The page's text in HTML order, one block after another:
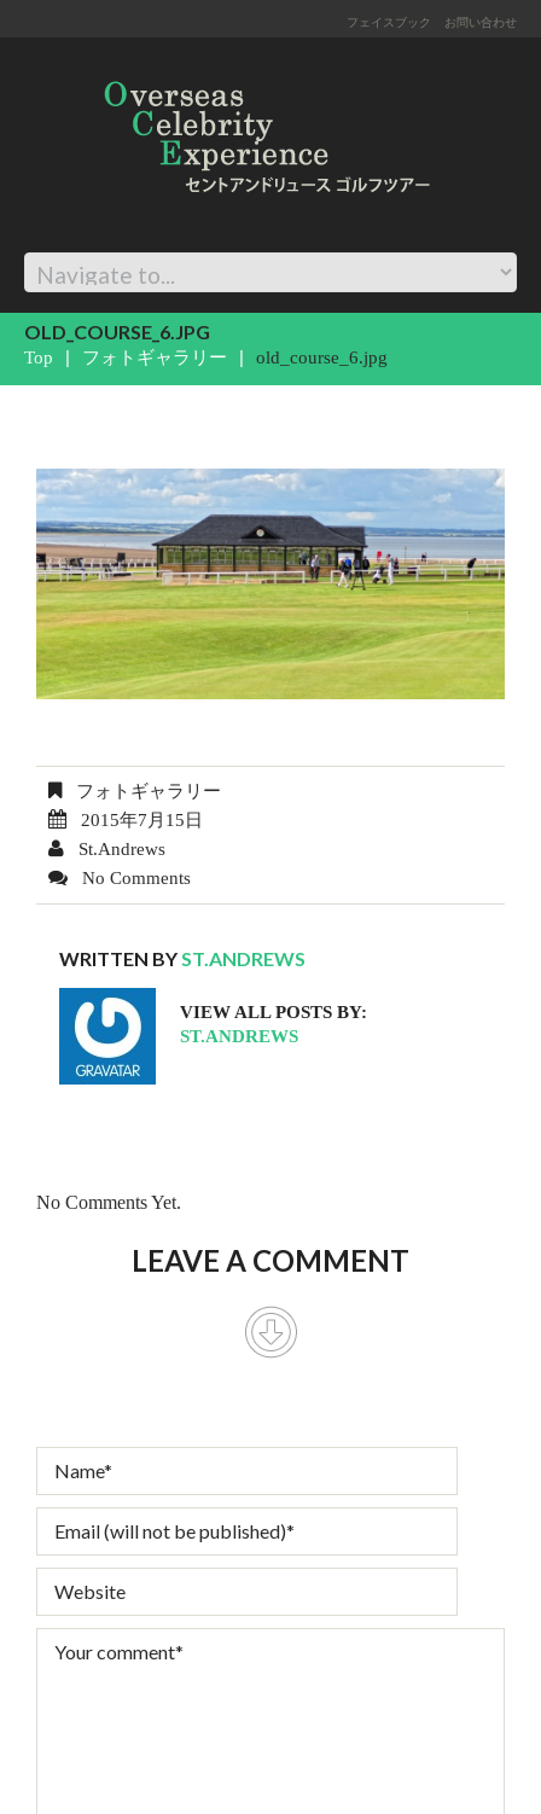
フェイスブック お問い合わせ
OLD_COURSE_6.JPG
Top フォトギャラリー old_course_6.jpg
フォトギャラリー
2015年7月15日
St.Andrews
No Comments
WRITTEN BYST.ANDREWS
VIEW ALL POSTS BY:
ST.ANDREWS
No Comments Yet.
LEAVE A COMMENT